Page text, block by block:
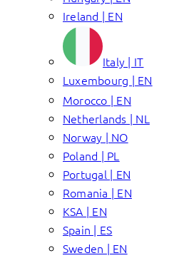
Ireland | EN
Italy | IT
Luxembourg | EN
Morocco | EN
Netherlands | NL
Norway | NO
Poland | PL
Portugal | EN
Romania | EN
KSA | EN
Spain | ES
Sweden | EN